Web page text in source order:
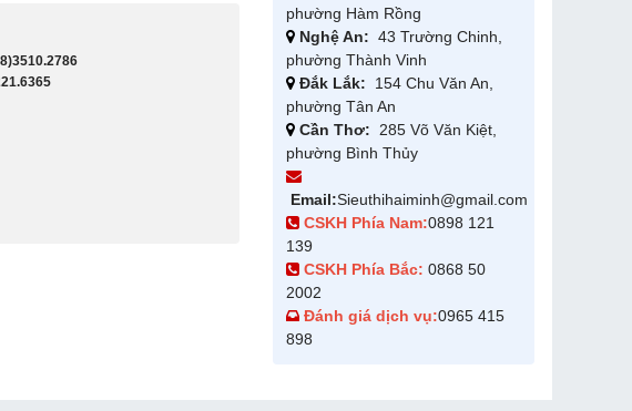
phường Hàm Rồng
Nghệ An: 43 Trường Chinh,
phường Thành Vinh
Đắk Lắk: 154 Chu Văn An,
phường Tân An
Cần Thơ: 285 Võ Văn Kiệt,
phường Bình Thủy
Email:Sieuthihaiminh@gmail.com
CSKH Phía Nam:0898 121
139
CSKH Phía Bắc: 0868 50
2002
Đánh giá dịch vụ:0965 415
898